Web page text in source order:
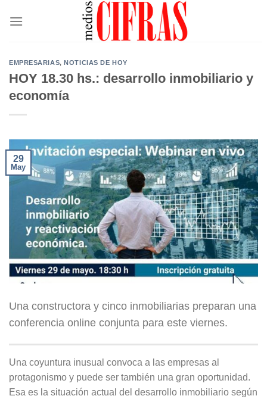
EMPRESARIAS,NOTICIAS DE HOY
HOY 18.30 hs.: desarrollo inmobiliario y
economía
29
May
Una constructora y cinco inmobiliarias preparan una
conferencia online conjunta para este viernes.
Una coyuntura inusual convoca a las empresas al
protagonismo y puede ser también una gran oportunidad.
Esa es la situación actual del desarrollo inmobiliario según